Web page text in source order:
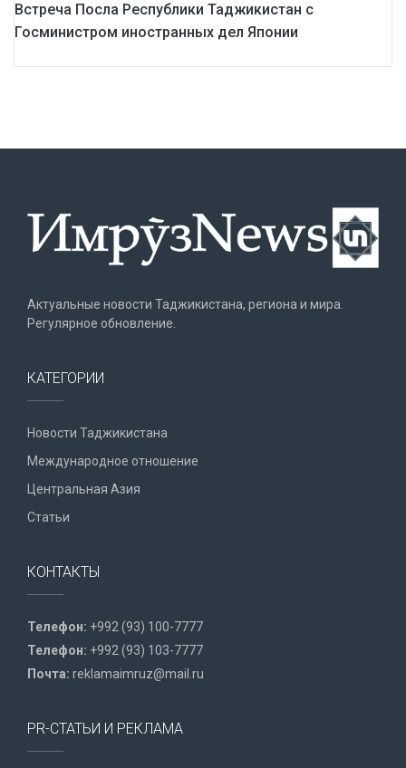
Встреча Посла Республики Таджикистан с
Госминистром иностранных дел Японии
Актуальные новости Таджикистана, региона и мира.
Регулярное обновление.
КАТЕГОРИИ
Новости Таджикистана
Международное отношение
Центральная Азия
Статьи
КОНТАКТЫ
Телефон: +992 (93) 100-7777
Телефон: +992 (93) 103-7777
Почта: reklamaimruz@mail.ru
PR-СТАТЬИ И РЕКЛАМА